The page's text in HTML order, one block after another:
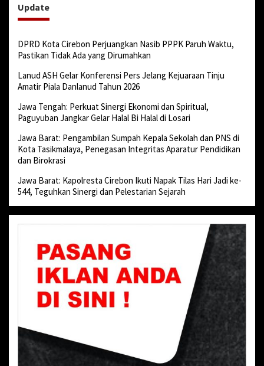
Update
DPRD Kota Cirebon Perjuangkan Nasib PPPK Paruh Waktu,
Pastikan Tidak Ada yang Dirumahkan
Lanud ASH Gelar Konferensi Pers Jelang Kejuaraan Tinju
Amatir Piala Danlanud Tahun 2026
Jawa Tengah: Perkuat Sinergi Ekonomi dan Spiritual,
Paguyuban Jangkar Gelar Halal Bi Halal di Losari
Jawa Barat: Pengambilan Sumpah Kepala Sekolah dan PNS di
Kota Tasikmalaya, Penegasan Integritas Aparatur Pendidikan
dan Birokrasi
Jawa Barat: Kapolresta Cirebon Ikuti Napak Tilas Hari Jadi ke-
544, Teguhkan Sinergi dan Pelestarian Sejarah